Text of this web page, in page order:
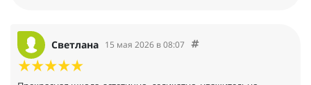
Светлана 15 мая 2026 в 08:07